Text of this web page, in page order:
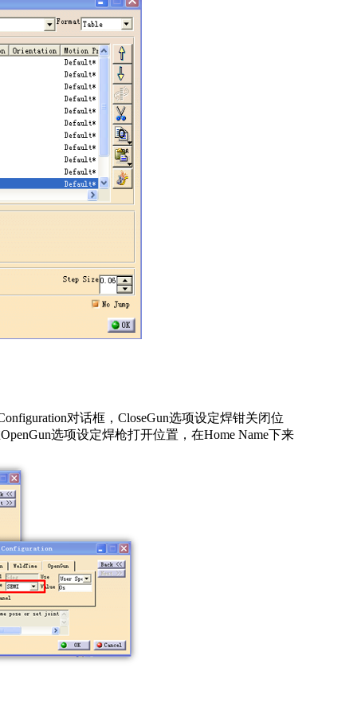
对话框，CloseGun选项设定焊钳关闭位
选项设定焊枪打开位置，在Home Name下来